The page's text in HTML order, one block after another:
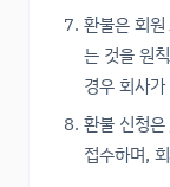
환불은 회
는 것을 원
경우 회사
환불 신청은
접수하며,